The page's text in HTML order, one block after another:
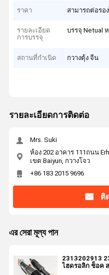
ราคา สามารถต่อรอ
รายละเอียด
การบรรจุ
บรรจุ Netual
สถานที่กำเนิด กวางตุ้ง จีน
รายละเอียดการติดต่อ
Mrs. Suki
ห้อง 202 อาคาร 111ถนน
เขต Baiyun, กวางโจว
+86 183 2015 9696
ติ
এর সেরা মূল্য পান
2313202913
ไฮดรอลิก ช็อค